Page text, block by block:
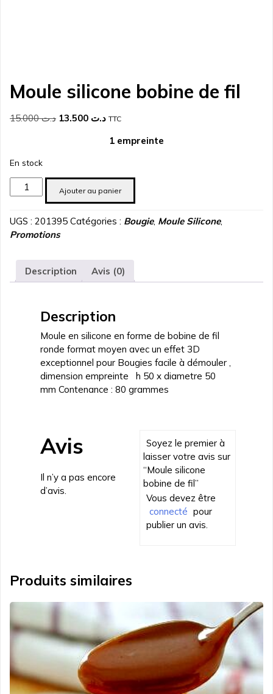
Moule silicone bobine de fil
د.ت15.000
Le
د.تLe
actuel
TTC
1 empreinte
En stock
quantité
de
silicone
bobine
fil
Ajouter au panier
UGS : 201395 Catégories : Bougie, Moule Silicone,
Promotions
Description Avis (0)
Description
Moule en silicone en forme de bobine de fil
ronde format moyen avec un effet 3D
exceptionnel pour Bougies facile à démouler ,
dimension empreinte h 50 x diametre 50
mm Contenance : 80 grammes
Avis
Il n’y a pas encore
d’avis.
Soyez le premier à
laisser votre avis sur
“Moule silicone
bobine de fil”
Vous devez être
connecté pour
publier un avis.
Produits similaires